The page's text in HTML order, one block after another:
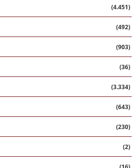
(4.451)
(492)
(903)
(36)
(3.334)
(643)
(230)
(2)